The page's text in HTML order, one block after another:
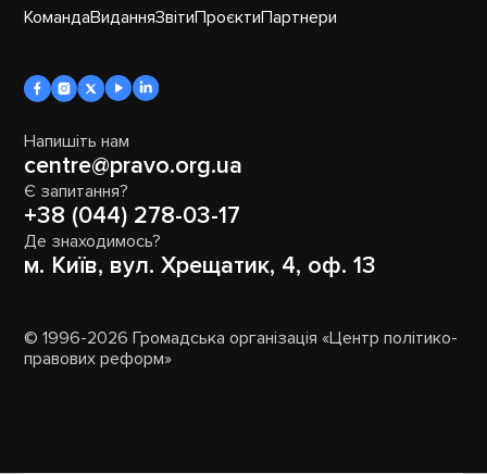
КомандаВиданняЗвітиПроєктиПартнери
Напишіть нам
centre@pravo.org.ua
Є запитання?
+38 (044) 278-03-17
Де знаходимось?
м. Київ, вул. Хрещатик, 4, оф. 13
© 1996-2026 Громадська організація «Центр політико-
правових реформ»